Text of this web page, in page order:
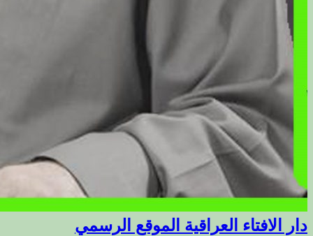
دار الافتاء العراقية الموقع الرسمي